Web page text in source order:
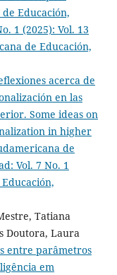
Educación,
1 (2025): Vol. 13
de Educación,
acerca de
en las
Some ideas on
in higher
de
Vol. 7 No. 1
Tatiana
Doutora, Laura
entre parâmetros
em